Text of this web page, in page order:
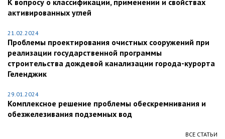
К вопросу о классификации, применении и свойствах
активированных углей
21.02.2024
Проблемы проектирования очистных сооружений при
реализации государственной программы
строительства дождевой канализации города-курорта
Геленджик
29.01.2024
Комплексное решение проблемы обескремнивания и
обезжелезивания подземных вод
ВСЕ СТАТЬИ